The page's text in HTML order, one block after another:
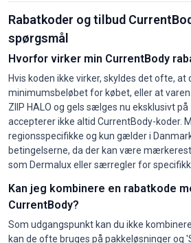
Rabatkoder og tilbud
spørgsmål
Hvorfor virker min CurrentBody
Hvis koden ikke virker, skyldes det ofte, at
minimumsbeløbet for købet, eller at
ZIIP HALO og gels sælges nu eksklusivt
accepterer ikke altid CurrentBody-koder.
regionsspecifikke og kun gælder i
betingelserne, da der kan være
som Dermalux eller særregler for
Kan jeg kombinere en rabatkode
CurrentBody?
Som udgangspunkt kan du ikke
kan de ofte bruges på pakkeløsninger og